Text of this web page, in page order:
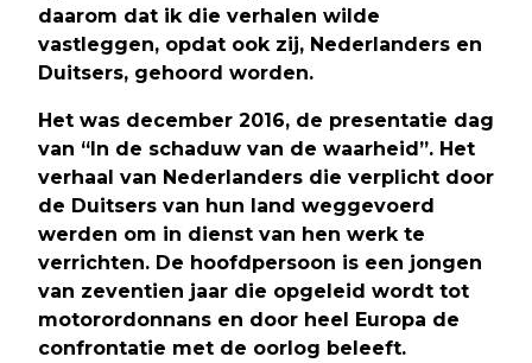
daarom dat ik die verhalen wilde
vastleggen, opdat ook zij, Nederlanders en
Duitsers, gehoord worden.
Het was december 2016, de presentatie dag
van “In de schaduw van de waarheid”. Het
verhaal van Nederlanders die verplicht door
de Duitsers van hun land weggevoerd
werden om in dienst van hen werk te
verrichten. De hoofdpersoon is een jongen
van zeventien jaar die opgeleid wordt tot
motorordonnans en door heel Europa de
confrontatie met de oorlog beleeft.